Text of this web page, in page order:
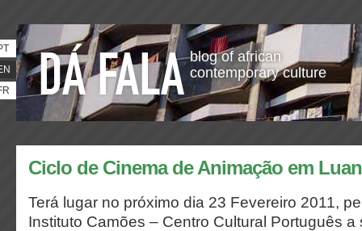
blog of african
contemporary culture
Ciclo de Cinema de Animação em
Terá lugar no próximo dia 23 Fevereiro 2011,
Instituto Camões – Centro Cultural Português